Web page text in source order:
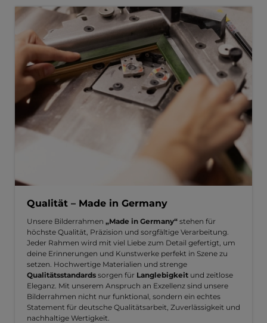
Qualität – Made in Germany
Unsere Bilderrahmen „Made in Germany“ stehen für
höchste Qualität, Präzision und sorgfältige Verarbeitung.
Jeder Rahmen wird mit viel Liebe zum Detail gefertigt, um
deine Erinnerungen und Kunstwerke perfekt in Szene zu
setzen. Hochwertige Materialien und strenge
Qualitätsstandards sorgen für Langlebigkeit und zeitlose
Eleganz. Mit unserem Anspruch an Exzellenz sind unsere
Bilderrahmen nicht nur funktional, sondern ein echtes
Statement für deutsche Qualitätsarbeit, Zuverlässigkeit und
nachhaltige Wertigkeit.